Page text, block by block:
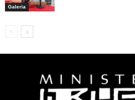
Galeria